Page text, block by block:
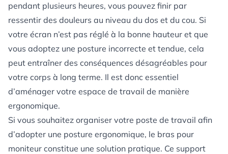
pendant plusieurs heures, vous pouvez finir par
ressentir des douleurs au niveau du dos et du cou. Si
votre écran n’est pas réglé à la bonne hauteur et que
vous adoptez une posture incorrecte et tendue, cela
peut entraîner des conséquences désagréables pour
votre corps à long terme. Il est donc essentiel
d’aménager votre espace de travail de manière
ergonomique.
Si vous souhaitez organiser votre poste de travail afin
d’adopter une posture ergonomique, le bras pour
moniteur constitue une solution pratique. Ce support